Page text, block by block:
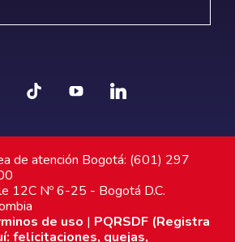
de atención Bogotá: (601) 297
12C Nº 6-25 - Bogotá D.C.
de uso | PQRSDF (Registra
felicitaciones, quejas,